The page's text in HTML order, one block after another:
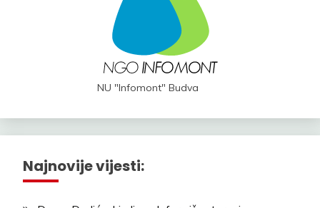
NU "Infomont" Budva
Najnovije vijesti: